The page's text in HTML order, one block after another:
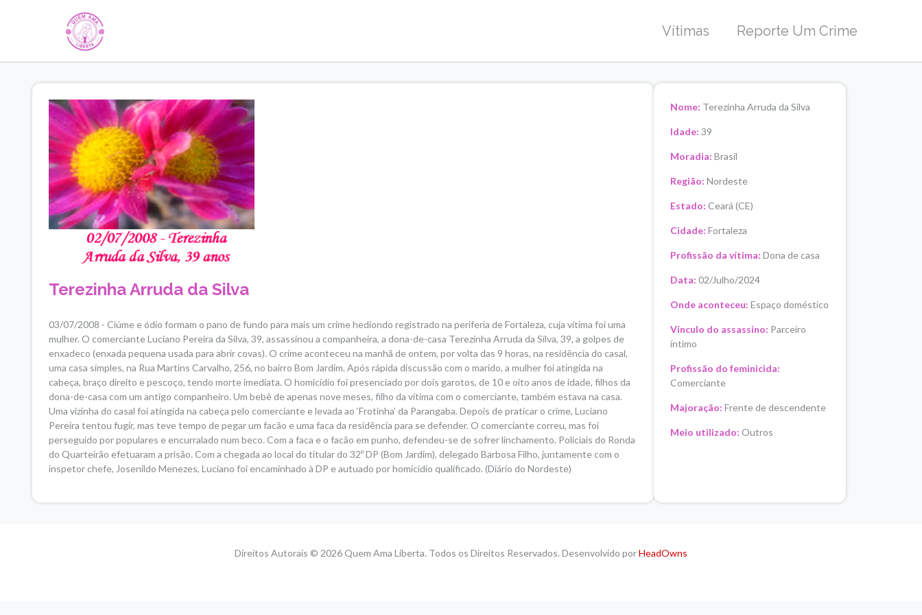
Vítimas Reporte Um Crime
Terezinha Arruda da Silva
03/07/2008 - Ciúme e ódio formam o pano de fundo para mais um crime hediondo registrado na periferia de Fortaleza, cuja vítima foi uma
mulher. O comerciante Luciano Pereira da Silva, 39, assassinou a companheira, a dona-de-casa Terezinha Arruda da Silva, 39, a golpes de
enxadeco (enxada pequena usada para abrir covas). O crime aconteceu na manhã de ontem, por volta das 9 horas, na residência do casal,
uma casa simples, na Rua Martins Carvalho, 256, no bairro Bom Jardim. Após rápida discussão com o marido, a mulher foi atingida na
cabeça, braço direito e pescoço, tendo morte imediata. O homicídio foi presenciado por dois garotos, de 10 e oito anos de idade, filhos da
dona-de-casa com um antigo companheiro. Um bebê de apenas nove meses, filho da vítima com o comerciante, também estava na casa.
Uma vizinha do casal foi atingida na cabeça pelo comerciante e levada ao ‘Frotinha’ da Parangaba. Depois de praticar o crime, Luciano
Pereira tentou fugir, mas teve tempo de pegar um facão e uma faca da residência para se defender. O comerciante correu, mas foi
perseguido por populares e encurralado num beco. Com a faca e o facão em punho, defendeu-se de sofrer linchamento. Policiais do Ronda
do Quarteirão efetuaram a prisão. Com a chegada ao local do titular do 32º DP (Bom Jardim), delegado Barbosa Filho, juntamente com o
inspetor chefe, Josenildo Menezes, Luciano foi encaminhado à DP e autuado por homicídio qualificado. (Diário do Nordeste)
Nome: Terezinha Arruda da Silva
Idade: 39
Moradia: Brasil
Região: Nordeste
Estado: Ceará (CE)
Cidade: Fortaleza
Profissão da vítima: Dona de casa
Data: 02/Julho/2024
Onde aconteceu: Espaço doméstico
Vínculo do assassino: Parceiro
íntimo
Profissão do feminicida:
Comerciante
Majoração: Frente de descendente
Meio utilizado: Outros
Direitos Autorais © 2026 Quem Ama Liberta. Todos os Direitos Reservados. Desenvolvido porHeadOwns